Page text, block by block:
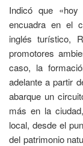
Indicó que
encuadra en el
inglés turístico,
promotores
caso, la
adelante a partir
abarque un
más en la
local, desde el
del patrimonio